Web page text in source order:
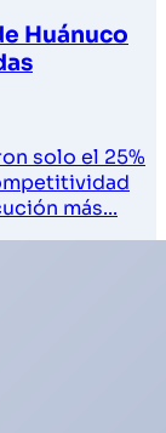
Huánuco
solo el 25%
más...